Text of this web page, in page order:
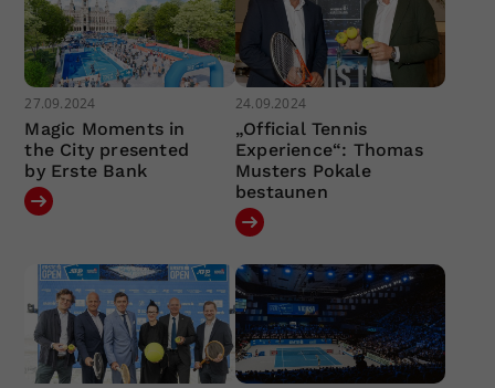
27.09.2024
Magic Moments in
the City presented
by Erste Bank
24.09.2024
„Official Tennis
Experience“: Thomas
Musters Pokale
bestaunen